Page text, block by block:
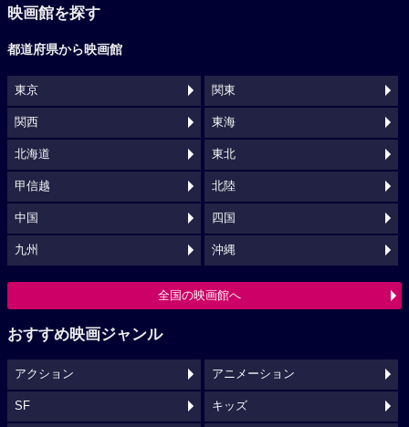
映画館を探す
都道府県から映画館
東京 関東
関西 東海
北海道 東北
甲信越 北陸
中国 四国
九州 沖縄
全国の映画館へ
おすすめ映画ジャンル
アクション アニメーション
SF キッズ